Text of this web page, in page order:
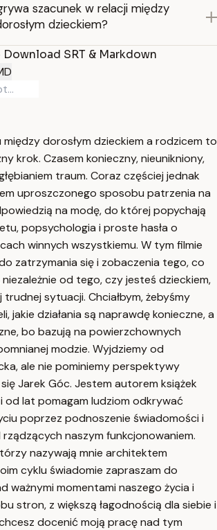
szacunek w relacji między
dzieckiem?
SRT & Markdown
dorosłym dzieckiem a rodzicem to
krok. Czasem konieczny, nieunikniony,
traum. Coraz częściej jednak
uproszczonego sposobu patrzenia na
na modę, do której popychają
popsychologia i proste hasła o
winnych wszystkiemu. W tym filmie
zatrzymania się i zobaczenia tego, co
niezależnie od tego, czy jesteś dzieckiem,
sytuacji. Chciałbym, żebyśmy
jakie działania są naprawdę konieczne, a
bo bazują na powierzchownych
modzie. Wyjdziemy od
ale nie pominiemy perspektywy
Jarek Góc. Jestem autorem książek
od lat pomagam ludziom odkrywać
poprzez podnoszenie świadomości i
naszym funkcjonowaniem.
nazywają mnie architektem
cyklu świadomie zapraszam do
ważnymi momentami naszego życia i
stron, z większą łagodnością dla siebie i
docenić moją pracę nad tym